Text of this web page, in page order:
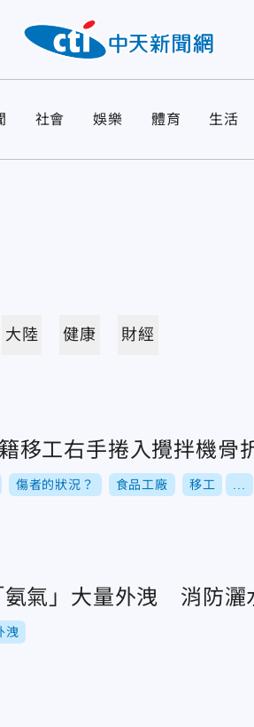
社會 娛樂 體育 生活
大陸 健康 財經
移工右手捲入攪拌機骨
傷者的狀況？ 食品工廠 移工
氨氣」大量外洩 消防灑
洩